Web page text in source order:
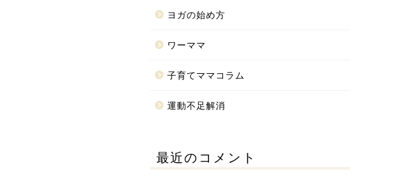
ヨガの始め方
ワーママ
子育てママコラム
運動不足解消
最近のコメント